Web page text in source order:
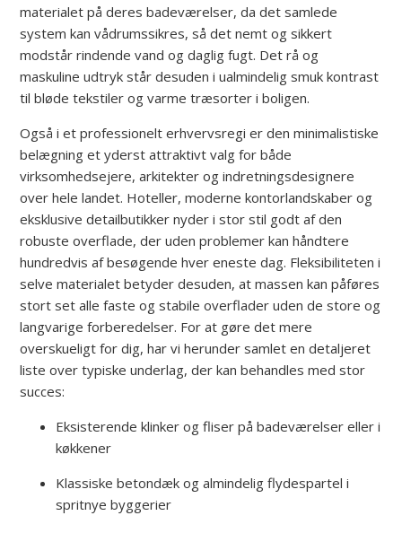
materialet på deres badeværelser, da det samlede
system kan vådrumssikres, så det nemt og sikkert
modstår rindende vand og daglig fugt. Det rå og
maskuline udtryk står desuden i ualmindelig smuk kontrast
til bløde tekstiler og varme træsorter i boligen.
Også i et professionelt erhvervsregi er den minimalistiske
belægning et yderst attraktivt valg for både
virksomhedsejere, arkitekter og indretningsdesignere
over hele landet. Hoteller, moderne kontorlandskaber og
eksklusive detailbutikker nyder i stor stil godt af den
robuste overflade, der uden problemer kan håndtere
hundredvis af besøgende hver eneste dag. Fleksibiliteten i
selve materialet betyder desuden, at massen kan påføres
stort set alle faste og stabile overflader uden de store og
langvarige forberedelser. For at gøre det mere
overskueligt for dig, har vi herunder samlet en detaljeret
liste over typiske underlag, der kan behandles med stor
succes:
Eksisterende klinker og fliser på badeværelser eller i
køkkener
Klassiske betondæk og almindelig flydespartel i
spritnye byggerier